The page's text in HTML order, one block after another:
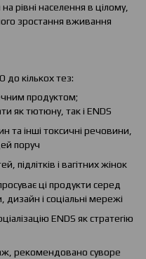
рівні населення в цілому,
зростання вживання
до кількох тез:
продуктом;
як тютюну, так і ENDS
та інші токсичні речовини,
поруч
підлітків і вагітних жінок
ці продукти серед
і соціальні мережі
ENDS як стратегію
рекомендовано суворе